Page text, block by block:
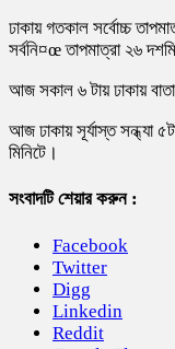
ঢাকায় গতকাল সর্বোচ্চ
সর্বনি¤œ তাপমাত্রা ২৬
আজ সকাল ৬ টায় ঢাকায়
আজ ঢাকায় সূর্যাস্ত সন্ধ্যা
মিনিটে।
সংবাদটি শেয়ার করুন :
Facebook
Twitter
Digg
Linkedin
Reddit